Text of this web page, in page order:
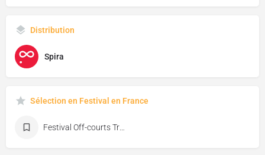
Distribution
Spira
Sélection en Festival en France
Festival Off-courts Trouville